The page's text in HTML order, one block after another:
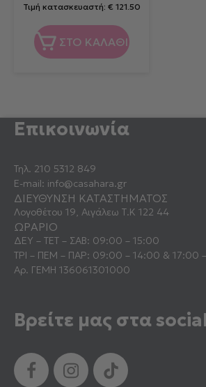
Τιμή κατασκευαστή: € 121.50
ΣΤΟ ΚΑΛΑΘΙ
Επικοινωνία
Τηλ. 210 5312 849
E-mail: info@casahara.gr
ΔΙΕΥΘΥΝΣΗ ΚΑΤΑΣΤΗΜΑΤΟΣ
Λογοθέτου 19, Αιγάλεω Τ.Κ 122 44
ΩΡΑΡΙΟ
ΔΕΥ – ΤΕΤ – ΣΑΒ: 09:00 – 15:00
ΤΡΙ – ΠΕΜ – ΠΑΡ: 09:00 – 14:00 & 17:00
Αρ. ΓΕΜΗ 136061301000
Βρείτε μας στα